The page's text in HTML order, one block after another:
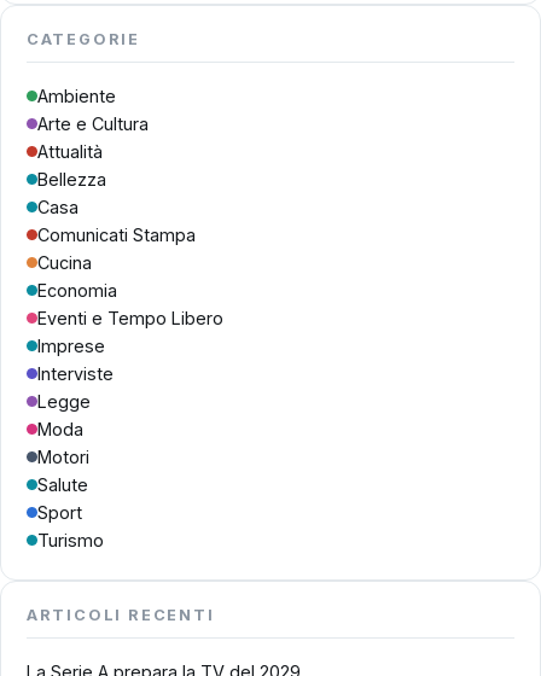
CATEGORIE
Ambiente
Arte e Cultura
Attualità
Bellezza
Casa
Comunicati Stampa
Cucina
Economia
Eventi e Tempo Libero
Imprese
Interviste
Legge
Moda
Motori
Salute
Sport
Turismo
ARTICOLI RECENTI
La Serie A prepara la TV del 2029